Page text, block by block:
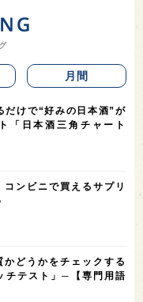
月間
だけで“好みの日本酒”が
「日本酒三角チャート
コンビニで買えるサプリ
かどうかをチェックする
チテスト」─【専門用語